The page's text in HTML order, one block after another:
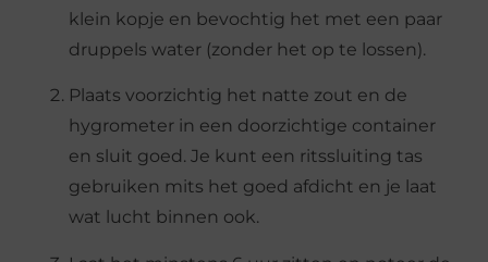
klein kopje en bevochtig het met een paar
druppels water (zonder het op te lossen).
Plaats voorzichtig het natte zout en de
hygrometer in een doorzichtige container
en sluit goed. Je kunt een ritssluiting tas
gebruiken mits het goed afdicht en je laat
wat lucht binnen ook.